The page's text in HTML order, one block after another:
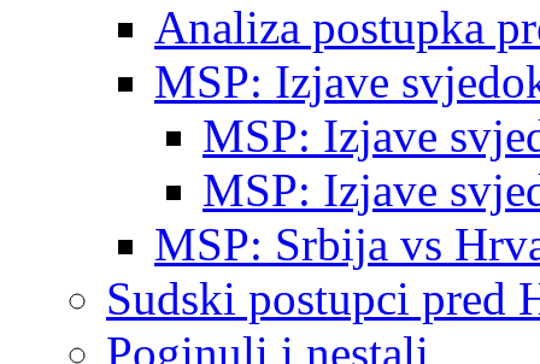
Analiza postupka
MSP: Izjave
MSP: Izjave
MSP: Izjave
MSP: Srbija vs
Sudski postupci pred
Poginuli i nestali